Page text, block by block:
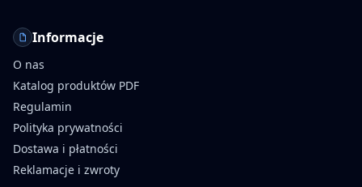
Informacje
O nas
Katalog produktów PDF
Regulamin
Polityka prywatności
Dostawa i płatności
Reklamacje i zwroty